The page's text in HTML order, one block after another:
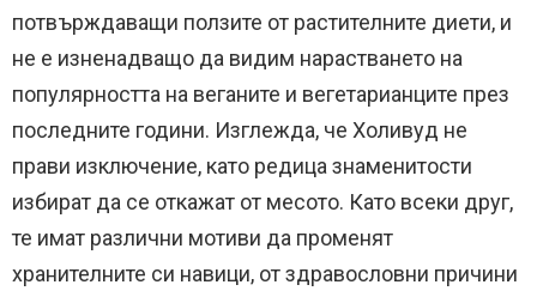
потвърждаващи ползите от растителните диети, и
не е изненадващо да видим нарастването на
популярността на веганите и вегетарианците през
последните години. Изглежда, че Холивуд не
прави изключение, като редица знаменитости
избират да се откажат от месото. Като всеки друг,
те имат различни мотиви да променят
хранителните си навици, от здравословни причини